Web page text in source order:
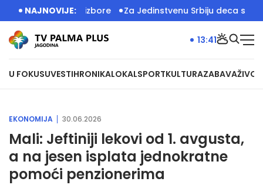
NAJNOVIJE:
izlazak na izbore Za Jedinstvenu Srbiju deca su
U FOKUSUVESTIHRONIKALOKALSPORTKULTURAZABAVAŽIVOT
13:41
EKONOMIJA 30.06.2026
Mali: Jeftiniji lekovi od 1. avgusta,
a na jesen isplata jednokratne
pomoći penzionerima